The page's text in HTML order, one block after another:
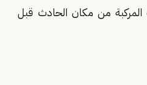
المركبة من مكان الحادث قبل